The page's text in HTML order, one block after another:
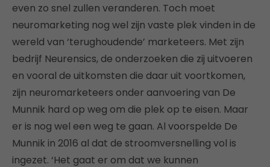
even zo snel zullen veranderen. Toch moet
neuromarketing nog wel zijn vaste plek vinden in de
wereld van ‘terughoudende’ marketeers. Met zijn
bedrijf Neurensics, de onderzoeken die zij uitvoeren
en vooral de uitkomsten die daar uit voortkomen,
zijn neuromarketeers onder aanvoering van De
Munnik hard op weg om die plek op te eisen. Maar
er is nog wel een weg te gaan. Al voorspelde De
Munnik in 2016 al dat de stroomversnelling vol is
ingezet. ‘Het gaat er om dat we kunnen